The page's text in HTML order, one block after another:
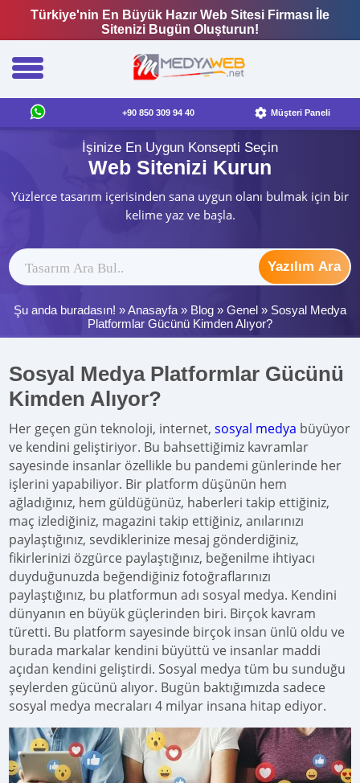
Türkiye'nin En Büyük Hazır Web Sitesi Firması İle
Sitenizi Bugün Oluşturun!
+90 850 309 94 40 Müşteri Paneli
İşinize En Uygun Konsepti Seçin
Web Sitenizi Kurun
Yüzlerce tasarım içerisinden sana uygun olanı bulmak için bir
kelime yaz ve başla.
Yazılım Ara
Şu anda buradasın! »Anasayfa » Blog » Genel » Sosyal Medya
Platformlar Gücünü Kimden Alıyor?
Sosyal Medya Platformlar Gücünü
Kimden Alıyor?
Her geçen gün teknoloji, internet,sosyal medya büyüyor
ve kendini geliştiriyor. Bu bahsettiğimiz kavramlar
sayesinde insanlar özellikle bu pandemi günlerinde her
işlerini yapabiliyor. Bir platform düşünün hem
ağladığınız, hem güldüğünüz, haberleri takip ettiğiniz,
maç izlediğiniz, magazini takip ettiğiniz, anılarınızı
paylaştığınız, sevdiklerinize mesaj gönderdiğiniz,
fikirlerinizi özgürce paylaştığınız, beğenilme ihtiyacı
duyduğunuzda beğendiğiniz fotoğraflarınızı
paylaştığınız, bu platformun adı sosyal medya. Kendini
dünyanın en büyük güçlerinden biri. Birçok kavram
türetti. Bu platform sayesinde birçok insan ünlü oldu ve
burada markalar kendini büyüttü ve insanlar maddi
açıdan kendini geliştirdi. Sosyal medya tüm bu sunduğu
şeylerden gücünü alıyor. Bugün baktığımızda sadece
sosyal medya mecraları 4 milyar insana hitap ediyor.